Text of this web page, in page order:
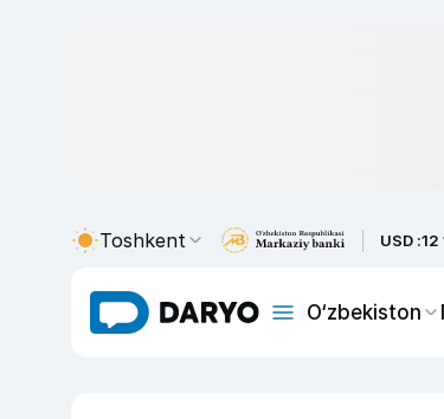
Toshkent USD :12
O‘zbekiston